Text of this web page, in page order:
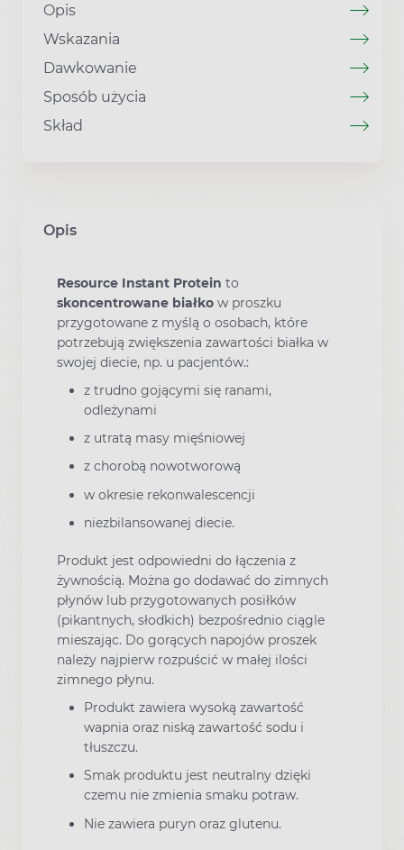
Opis
Wskazania
Dawkowanie
Sposób użycia
Skład
Opis
Resource Instant Protein to
skoncentrowane białko w proszku
przygotowane z myślą o osobach, które
potrzebują zwiększenia zawartości białka w
swojej diecie, np. u pacjentów.:
z trudno gojącymi się ranami,
odleżynami
z utratą masy mięśniowej
z chorobą nowotworową
w okresie rekonwalescencji
niezbilansowanej diecie.
Produkt jest odpowiedni do łączenia z
żywnością. Można go dodawać do zimnych
płynów lub przygotowanych posiłków
(pikantnych, słodkich) bezpośrednio ciągle
mieszając. Do gorących napojów proszek
należy najpierw rozpuścić w małej ilości
zimnego płynu.
Produkt zawiera wysoką zawartość
wapnia oraz niską zawartość sodu i
tłuszczu.
Smak produktu jest neutralny dzięki
czemu nie zmienia smaku potraw.
Nie zawiera puryn oraz glutenu.